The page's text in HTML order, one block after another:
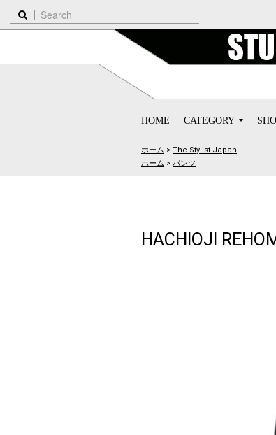
HOME CATEGORY
ホーム >The Stylist Japan
ホーム >パンツ
HACHIOJI